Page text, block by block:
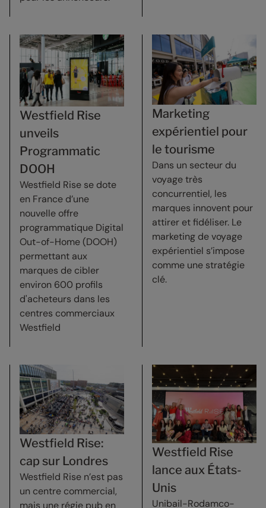
Westfield Rise
unveils
Programmatic
DOOH
Westfield Rise se dote
en France d’une
nouvelle offre
programmatique Digital
Out-of-Home (DOOH)
permettant aux
marques de cibler
environ 600 profils
d'acheteurs dans les
centres commerciaux
Westfield
Marketing
expérientiel pour
le tourisme
Dans un secteur du
voyage très
concurrentiel, les
marques innovent pour
attirer et fidéliser. Le
marketing de voyage
expérientiel s’impose
comme une stratégie
clé.
Westfield Rise:
cap sur Londres
Westfield Rise n’est pas
un centre commercial,
mais une régie pub en
Westfield Rise
lance aux États-
Unis
Unibail-Rodamco-